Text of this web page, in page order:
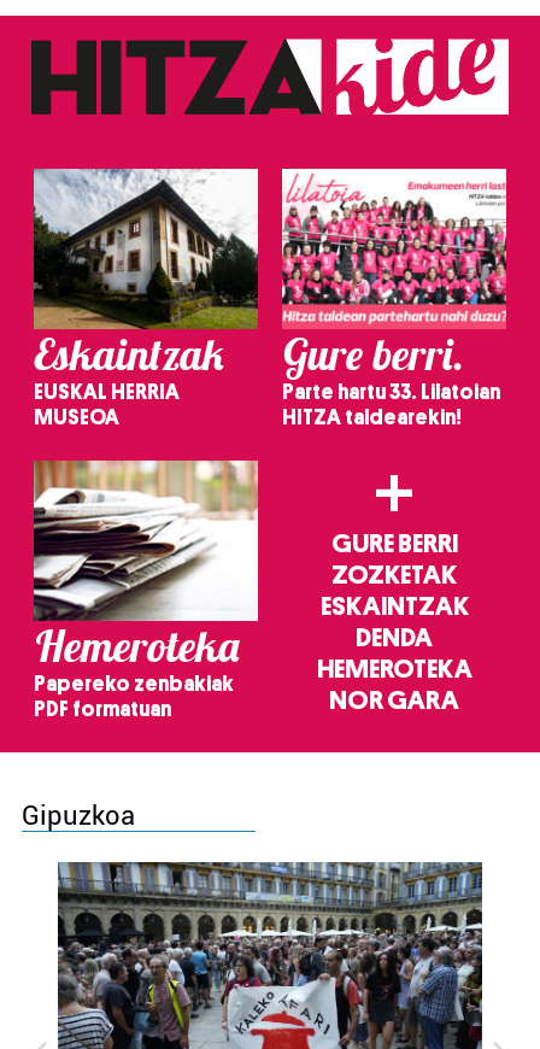
Eskaintzak
EUSKAL HERRIA
MUSEOA
Gure berri.
Parte hartu 33. Lilatoian
HITZA taldearekin!
Hemeroteka
Papereko zenbakiak
PDF formatuan
+
GURE BERRI
ZOZKETAK
ESKAINTZAK
DENDA
HEMEROTEKA
NOR GARA
Gipuzkoa